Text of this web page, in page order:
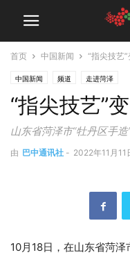
首页 中国新闻 “指尖技艺
中国新闻 频道 走进菏泽
“指尖技艺”
山东省菏泽市“牡丹区手
由 巴中通讯社 - 2022年11月11
10月18日，在山东省菏